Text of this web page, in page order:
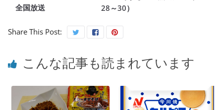
全国放送
28～30）
Share This Post:
こんな記事も読まれています